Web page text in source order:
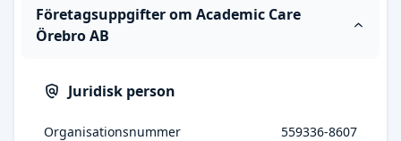
Företagsuppgifter om Academic Care
Örebro AB
Juridisk person
Organisationsnummer
559336-8607